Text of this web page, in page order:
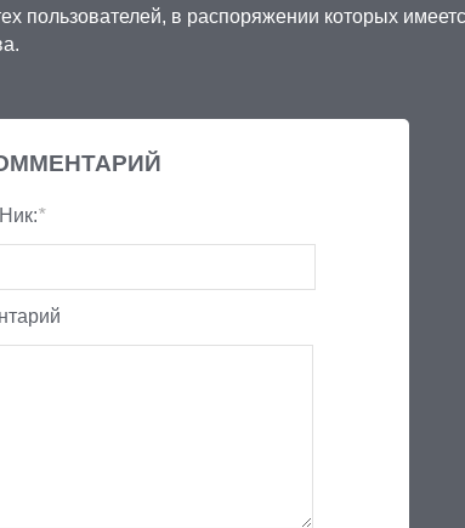
пользователей, в распоряжении которых
*